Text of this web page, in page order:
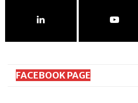
FACEBOOK PAGE